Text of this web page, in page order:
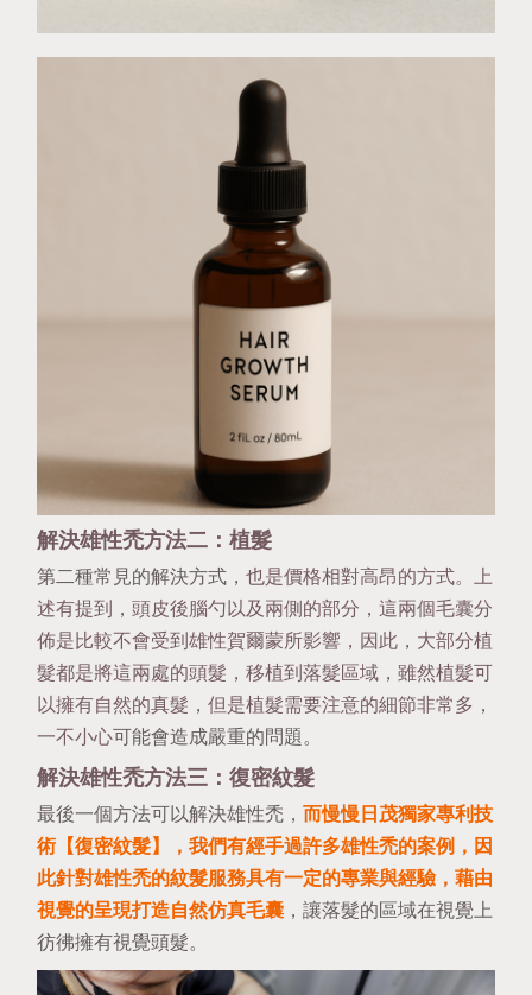
解決雄性禿方法二：植髮
第二種常見的解決方式，也是價格相對高昂的方式。上
述有提到，頭皮後腦勺以及兩側的部分，這兩個毛囊分
佈是比較不會受到雄性賀爾蒙所影響，因此，大部分植
髮都是將這兩處的頭髮，移植到落髮區域，雖然植髮可
以擁有自然的真髮，但是植髮需要注意的細節非常多，
一不小心可能會造成嚴重的問題。
解決雄性禿方法三：復密紋髮
最後一個方法可以解決雄性禿， 而慢慢日茂獨家專利技
術【復密紋髮】，我們有經手過許多雄性禿的案例，因
此針對雄性禿的紋髮服務具有一定的專業與經驗，藉由
視覺的呈現打造自然仿真毛囊 ，讓落髮的區域在視覺上
彷彿擁有視覺頭髮。